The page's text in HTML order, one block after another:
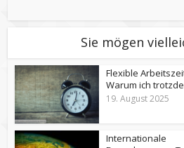
Sie mögen
Flexible
Warum ich
19. August 2025
Internationale